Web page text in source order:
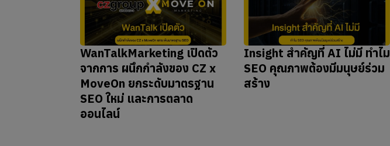
WanTalkMarketing เปิดตัว
จากการ ผนึกกำลังของ CZ x
MoveOn ยกระดับมาตรฐาน
SEO ใหม่ และการตลาด
ออนไลน์
Insight สำคัญที่ AI ไม่มี ทำไม
SEO คุณภาพต้องมีมนุษย์ร่วม
สร้าง